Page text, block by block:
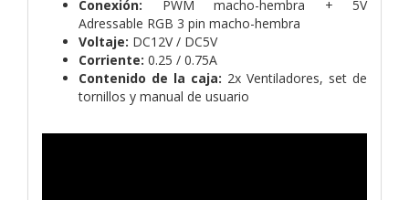
Conexión: PWM macho-hembra + 5V
Adressable RGB 3 pin macho-hembra
Voltaje: DC12V / DC5V
Corriente: 0.25 / 0.75A
Contenido de la caja: 2x Ventiladores, set de
tornillos y manual de usuario